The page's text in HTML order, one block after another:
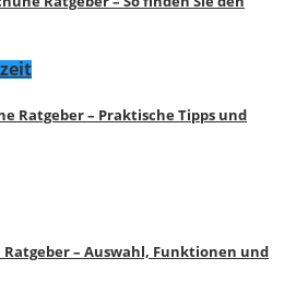
Ratgeber – Praktische Tipps und
– Auswahl, Funktionen und